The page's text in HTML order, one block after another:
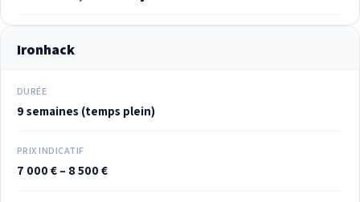
Ironhack
DURÉE
9 semaines (temps plein)
PRIX INDICATIF
7 000 € – 8 500 €